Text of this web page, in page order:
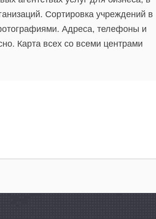
Сортировка учреждений в
Адреса, телефоны и
Карта всех со всеми центрами